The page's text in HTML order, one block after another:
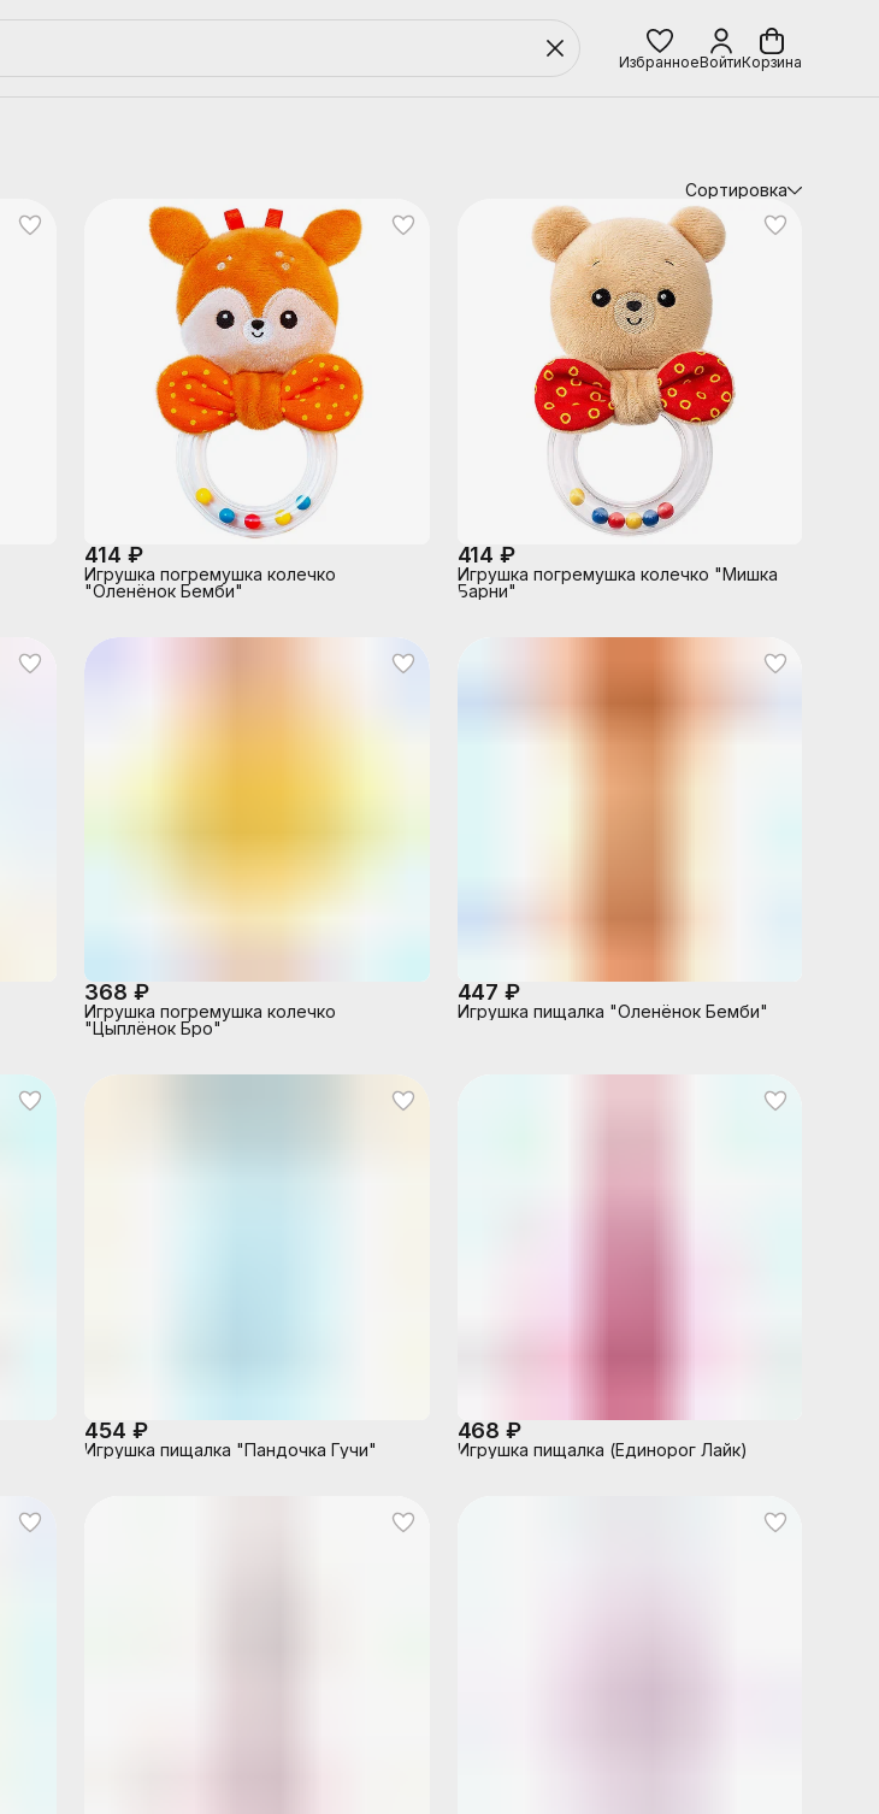
ИзбранноеВойтиКорзина
Сортировка
414 ₽
Игрушка погремушка колечко
"Оленёнок Бемби"
414 ₽
Игрушка погремушка колечко "Мишка
Барни"
368 ₽
Игрушка погремушка колечко
"Цыплёнок Бро"
447 ₽
Игрушка пищалка "Оленёнок Бемби"
454 ₽
Игрушка пищалка "Пандочка Гучи"
468 ₽
Игрушка пищалка (Единорог Лайк)